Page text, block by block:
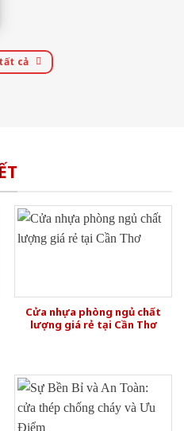
cả
Cửa nhựa phòng ngủ chất
lượng giá rẻ tại Cần Thơ